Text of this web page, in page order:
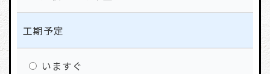
工期予定
いますぐ